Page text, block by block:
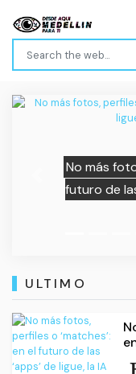
No más
futuro de
Previous
ULTIMO